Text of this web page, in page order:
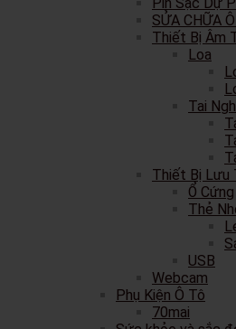
SỬA CHỮA
Thiết Bị Âm
Loa
Tai
Thiết Bị Lưu
Ổ Cứng
Thẻ
USB
Webcam
Phụ Kiện Ô Tô
70mai